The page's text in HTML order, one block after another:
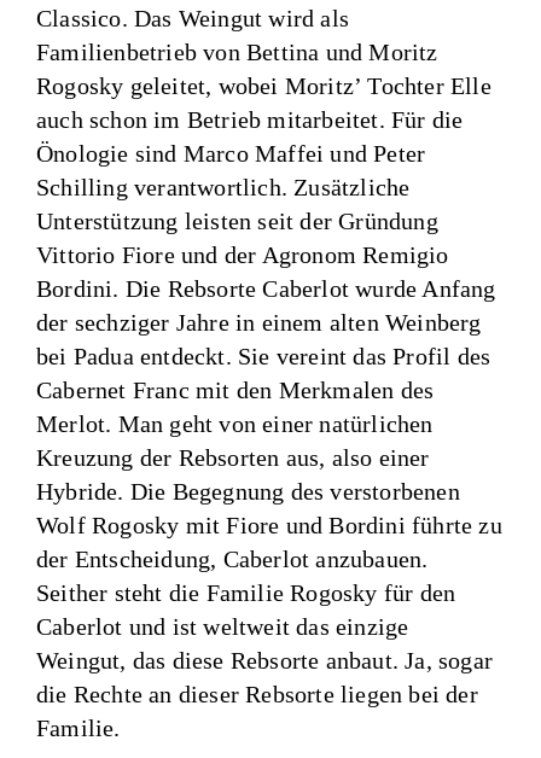
Classico. Das Weingut wird als
Familienbetrieb von Bettina und Moritz
Rogosky geleitet, wobei Moritz’ Tochter Elle
auch schon im Betrieb mitarbeitet. Für die
Önologie sind Marco Maffei und Peter
Schilling verantwortlich. Zusätzliche
Unterstützung leisten seit der Gründung
Vittorio Fiore und der Agronom Remigio
Bordini. Die Rebsorte Caberlot wurde Anfang
der sechziger Jahre in einem alten Weinberg
bei Padua entdeckt. Sie vereint das Profil des
Cabernet Franc mit den Merkmalen des
Merlot. Man geht von einer natürlichen
Kreuzung der Rebsorten aus, also einer
Hybride. Die Begegnung des verstorbenen
Wolf Rogosky mit Fiore und Bordini führte zu
der Entscheidung, Caberlot anzubauen.
Seither steht die Familie Rogosky für den
Caberlot und ist weltweit das einzige
Weingut, das diese Rebsorte anbaut. Ja, sogar
die Rechte an dieser Rebsorte liegen bei der
Familie.